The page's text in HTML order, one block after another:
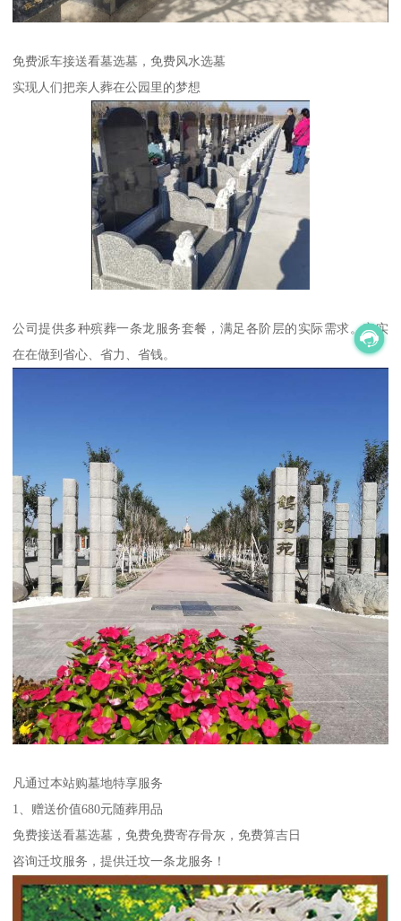
免费派车接送看墓选墓，免费风水选墓
实现人们把亲人葬在公园里的梦想
公司提供多种殡葬一条龙服务套餐，满足各阶层的实际需求。实实
在在做到省心、省力、省钱。
凡通过本站购墓地特享服务
1、赠送价值680元随葬用品
免费接送看墓选墓，免费免费寄存骨灰，免费算吉日
咨询迁坟服务，提供迁坟一条龙服务！